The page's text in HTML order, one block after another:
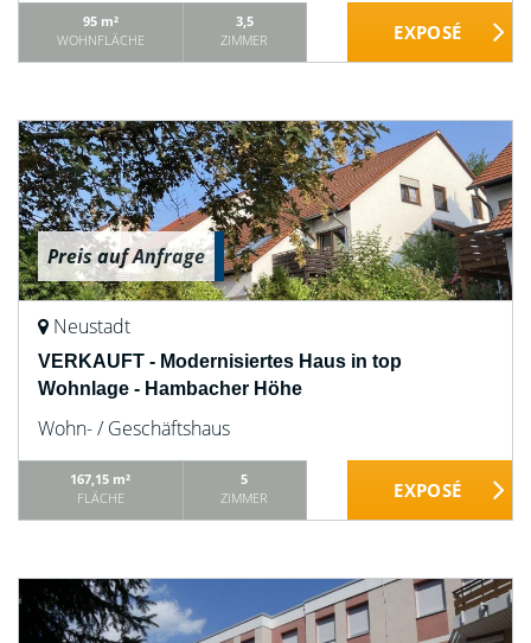
95 m²
WOHNFLÄCHE
3,5
ZIMMER
Preis auf Anfrage
Neustadt
VERKAUFT - Modernisiertes Haus in top
Wohnlage - Hambacher Höhe
Wohn- / Geschäftshaus
167,15 m²
FLÄCHE
5
ZIMMER